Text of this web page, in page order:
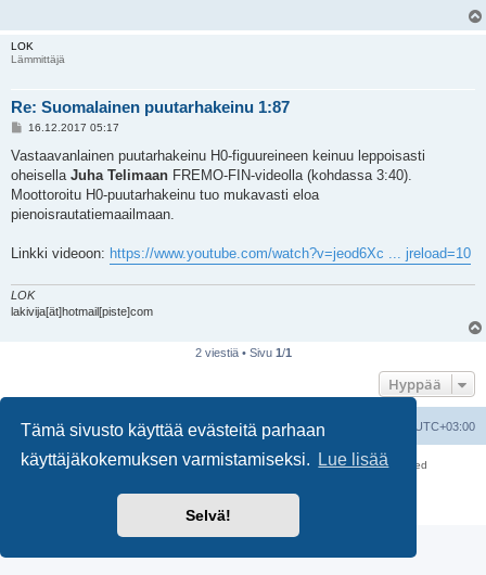
Tämä sivusto käyttää evästeitä parhaan
käyttäjäkokemuksen varmistamiseksi.
Lue lisää
Selvä!
LOK
Lämmittäjä
Re: Suomalainen puutarhakeinu 1:87
V
e
t
i
16.12.2017 05:17
Vastaavanlainen puutarhakeinu H0-figuureineen keinuu leppoisasti
oheisella Juha Telimaan FREMO-FIN-videolla (kohdassa 3:40).
Moottoroitu H0-puutarhakeinu tuo mukavasti eloa
pienoisrautatiemaailmaan.
Linkki videoon: https://www.youtube.com/watch?v=jeod6Xc ... jreload=10
LOK
lakivija[ät]hotmail[piste]com
2 viestiä • Sivu 1/1
Hyppää
Suomalainen pienoisrautatiefoorumi UTC+03:00
Keskustelufoorumin ohjelmistophpBB® Forum Software © phpBB Limited